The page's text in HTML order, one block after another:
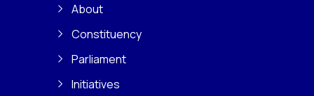
About
Constituency
Parliament
Initiatives